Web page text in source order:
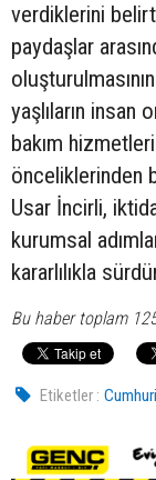
verdiklerini
paydaşlar
yaşlıların insan
bakım
önceliklerinden
Usar İncirli,
kurumsal
kararlılıkla
Bu haber toplam
Etiketler :